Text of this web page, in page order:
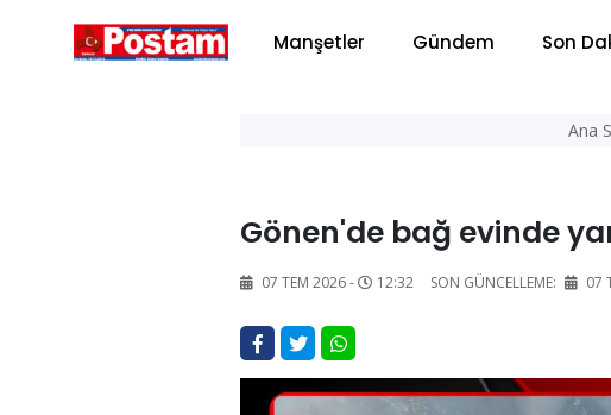
Manşetler Gündem Son
Ana
Gönen'de bağ evinde
07 TEM 2026 - 12:32 SON GÜNCELLEME: 07